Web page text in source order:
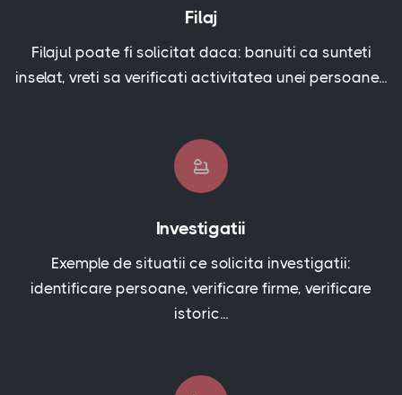
Filaj
Filajul poate fi solicitat daca: banuiti ca sunteti
inselat, vreti sa verificati activitatea unei persoane...
Investigatii
Exemple de situatii ce solicita investigatii:
identificare persoane, verificare firme, verificare
istoric...